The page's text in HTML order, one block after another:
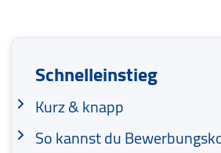
Schnelleinstieg
Kurz & knapp
So kannst du